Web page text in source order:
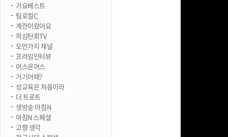
가요베스트
팀로컬C
계란이왔어요
허심탄회TV
오만가지 채널
프라임인터뷰
어스온어스
거기어때?
성교육은 처음이라
더 트로트
생방송 아침N
아침N 스페셜
고향 생각